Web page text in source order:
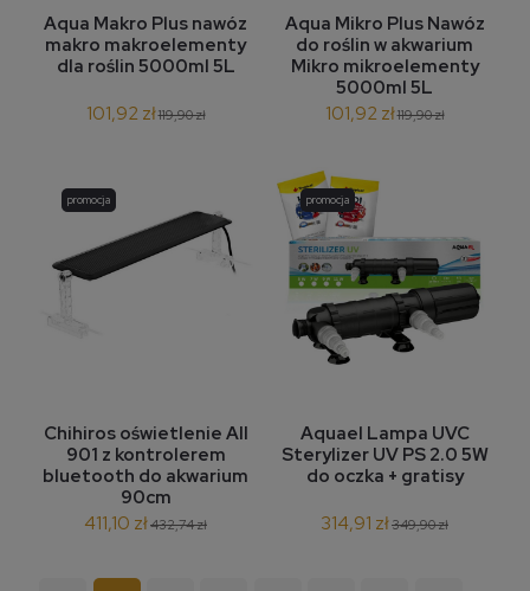
Aqua Makro Plus nawóz
makro makroelementy
dla roślin 5000ml 5L
101,92 zł119,90 zł
Aqua Mikro Plus Nawóz
do roślin w akwarium
Mikro mikroelementy
5000ml 5L
101,92 zł119,90 zł
Chihiros oświetlenie AII
901 z kontrolerem
bluetooth do akwarium
90cm
411,10 zł432,74 zł
promocja
Aquael Lampa UVC
Sterylizer UV PS 2.0 5W
do oczka + gratisy
314,91 zł349,90 zł
promocja